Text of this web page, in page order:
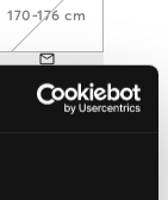
170-176 cm